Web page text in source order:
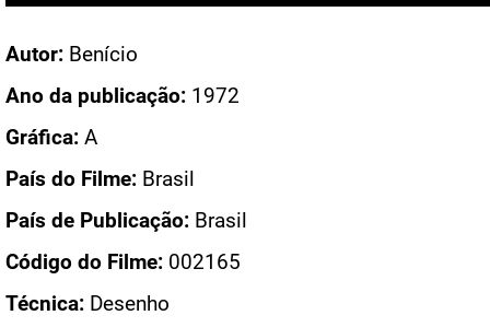
Autor: Benício
Ano da publicação: 1972
Gráfica: A
País do Filme: Brasil
País de Publicação: Brasil
Código do Filme: 002165
Técnica: Desenho